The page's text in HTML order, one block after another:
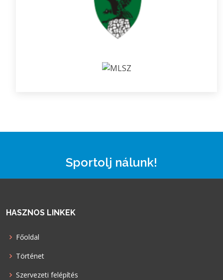
Sportolj nálunk!
HASZNOS LINKEK
Főoldal
Történet
Szervezeti felépítés